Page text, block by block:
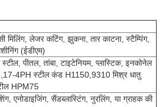
मिलिंग, लेजर कटिंग, झुकना, तार काटना, स्टैम्पिंग,
(ईडीएम)
पीतल, तांबा, टाइटेनियम, प्लास्टिक, इनकोनेल
4PH स्टील कंड H1150,9310 मिश्र धातु
HPM75
एनोडाइजिंग, सैंडब्लास्टिंग, नुरलिंग, या ग्राहक की